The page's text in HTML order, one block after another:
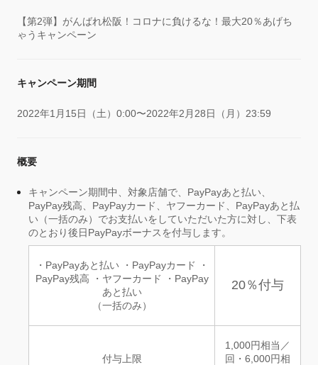
【第2弾】がんばれ松阪！コロナに負けるな！最大20％あげち
ゃうキャンペーン
キャンペーン期間
2022年1月15日（土）0:00〜2022年2月28日（月）23:59
概要
キャンペーン期間中、対象店舗で、PayPayあと払い、
PayPay残高、PayPayカード、ヤフーカード、PayPayあと払
い（一括のみ）でお支払いをしていただいた方に対し、下表
のとおり後日PayPayボーナスを付与します。
・PayPayあと払い ・PayPayカード ・
PayPay残高 ・ヤフーカード ・PayPay
あと払い
（一括のみ）
20％付与
付与上限
1,000円相当／
回・6,000円相